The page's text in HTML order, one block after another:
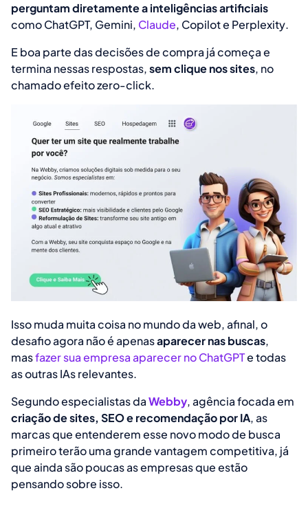
perguntam diretamente a inteligências artificiais
comoChatGPT, Gemini, Claude, Copilot e Perplexity.
E boa parte das decisões de compra já começa e
termina nessas respostas,sem clique nos sites, no
chamadoefeito zero-click.
Isso muda muita coisa no mundo da web, afinal, o
desafio agora não é apenasaparecer nas buscas,
masfazer sua empresa aparecer no ChatGPTe todas
as outras IAs relevantes.
Segundo especialistas daWebby, agência focada em
criação de sites, SEO e recomendação por IA, as
marcas que entenderem esse novo modo de busca
primeiro terão uma grande vantagem competitiva, já
que ainda são poucas as empresas que estão
pensando sobre isso.